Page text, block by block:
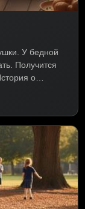
У бедной
Получится
о
и
Simple,